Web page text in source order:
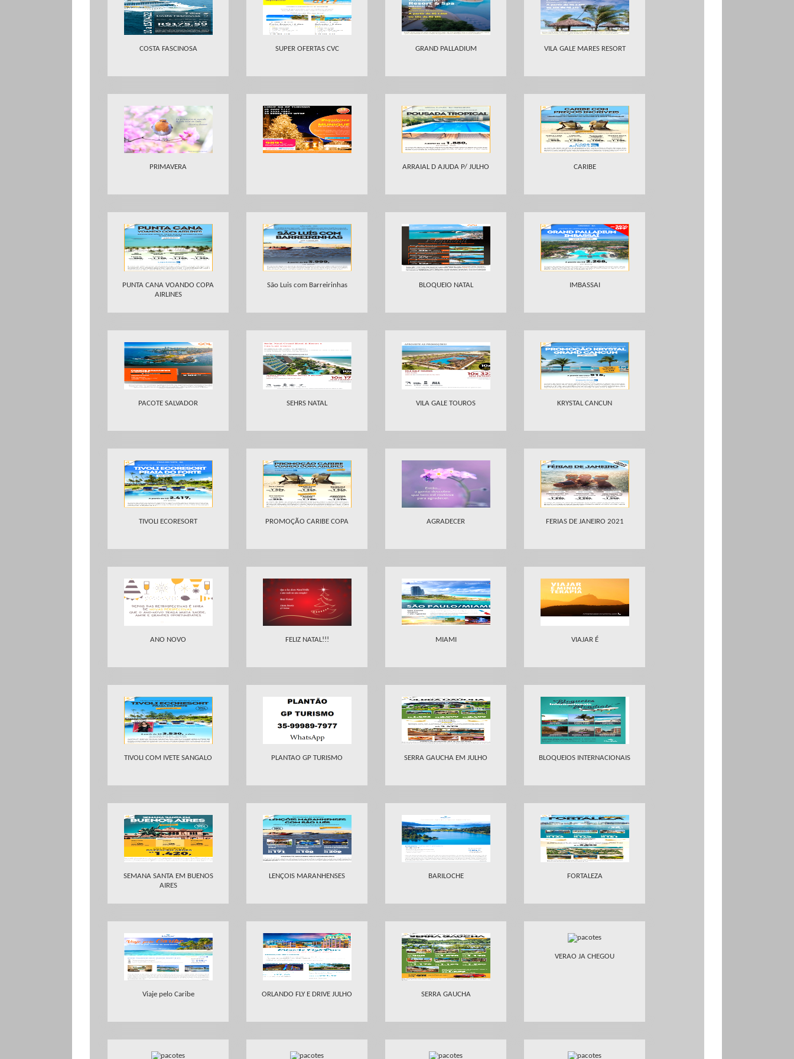
COSTA FASCINOSA SUPER OFERTAS CVC GRAND PALLADIUM VILA GALE MARES RESORT
PRIMAVERA ARRAIAL D AJUDA P/ JULHO CARIBE
PUNTA CANA VOANDO COPA
AIRLINES
São Luis com Barreirinhas BLOQUEIO NATAL IMBASSAI
PACOTE SALVADOR SEHRS NATAL VILA GALE TOUROS KRYSTAL CANCUN
TIVOLI ECORESORT PROMOÇÃO CARIBE COPA AGRADECER FERIAS DE JANEIRO 2021
ANO NOVO FELIZ NATAL!!! MIAMI VIAJAR É
TIVOLI COM IVETE SANGALO PLANTAO GP TURISMO SERRA GAUCHA EM JULHO BLOQUEIOS INTERNACIONAIS
SEMANA SANTA EM BUENOS
AIRES
LENÇOIS MARANHENSES BARILOCHE FORTALEZA
Viaje pelo Caribe ORLANDO FLY E DRIVE JULHO SERRA GAUCHA
VERAO JA CHEGOU